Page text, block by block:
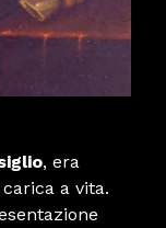
, era
a vita.